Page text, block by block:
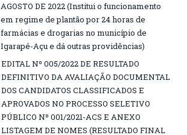
AGOSTO DE 2022 (Institui o funcionamento
em regime de plantão por 24 horas de
farmácias e drogarias no município de
Igarapé-Açu e dá outras providências)
EDITAL Nº 005/2022 DE RESULTADO
DEFINITIVO DA AVALIAÇÃO DOCUMENTAL
DOS CANDIDATOS CLASSIFICADOS E
APROVADOS NO PROCESSO SELETIVO
PÚBLICO Nº 001/2021-ACS E ANEXO
LISTAGEM DE NOMES (RESULTADO FINAL